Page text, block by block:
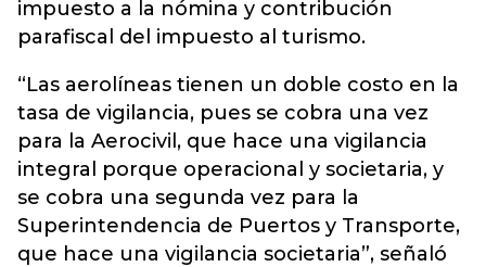
impuesto a la nómina y contribución
parafiscal del impuesto al turismo.
“Las aerolíneas tienen un doble costo en la
tasa de vigilancia, pues se cobra una vez
para la Aerocivil, que hace una vigilancia
integral porque operacional y societaria, y
se cobra una segunda vez para la
Superintendencia de Puertos y Transporte,
que hace una vigilancia societaria”, señaló